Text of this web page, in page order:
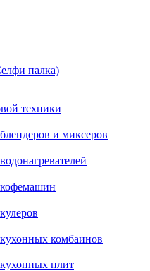
палка)
техники
и миксеров
кофемашин
комбаинов
плит